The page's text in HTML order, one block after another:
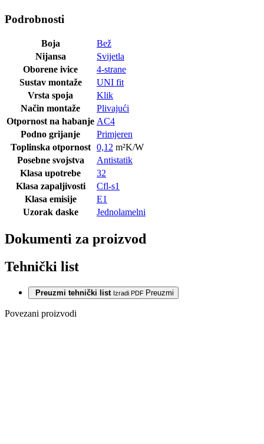
Podrobnosti
Boja
Bež
Nijansa
Svijetla
Oborene ivice
4-strane
Sustav montaže
UNI fit
Vrsta spoja
Klik
Način montaže
Plivajući
Otpornost na habanje AC4
Podno grijanje
Primjeren
Toplinska otpornost
0,12 m²K/W
Posebne svojstva
Antistatik
Klasa upotrebe
32
Klasa zapaljivosti
Cfl-s1
Klasa emisije
E1
Uzorak daske
Jednolamelni
Dokumenti za proizvod
Tehnički list
Preuzmi tehnički list Izradi PDF Preuzmi
Povezani proizvodi